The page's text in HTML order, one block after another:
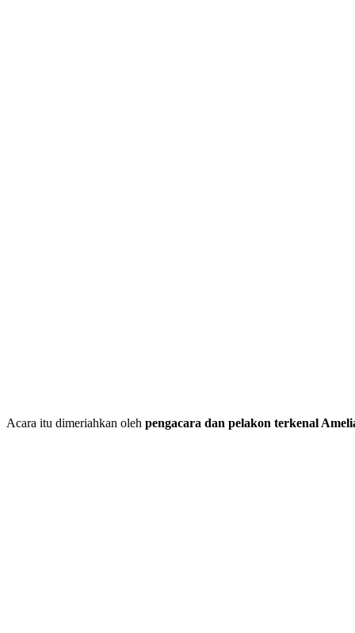
Acara itu dimeriahkan oleh pengacara dan pelakon terkenal